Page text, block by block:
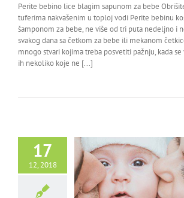
Perite bebino lice blagim sapunom za bebe
tuferima nakvašenim u toploj vodi Perite bebinu
šamponom za bebe, ne više od tri puta nedeljno i
svakog dana sa četkom za bebe ili mekanom
mnogo stvari kojima treba posvetiti pažnju, kada se
ih nekoliko koje ne [...]
17
12, 2018